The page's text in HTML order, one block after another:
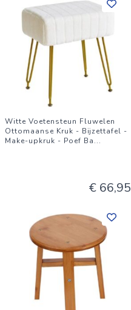
Witte Voetensteun Fluwelen
Ottomaanse Kruk - Bijzettafel -
Make-upkruk - Poef Ba...
€ 66,95